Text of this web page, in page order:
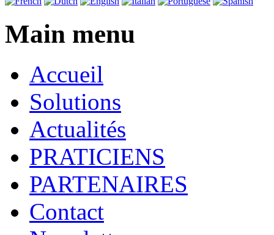
Main menu
Accueil
Solutions
Actualités
PRATICIENS
PARTENAIRES
Contact